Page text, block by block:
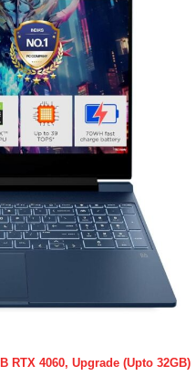
RTX 4060, Upgrade (Upto 32GB)